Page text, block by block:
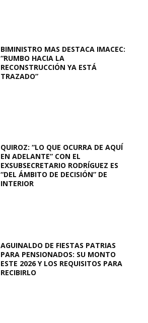
BIMINISTRO MAS DESTACA IMACEC:
“RUMBO HACIA LA
RECONSTRUCCIÓN YA ESTÁ
TRAZADO”
QUIROZ: “LO QUE OCURRA DE AQUÍ
EN ADELANTE” CON EL
EXSUBSECRETARIO RODRÍGUEZ ES
“DEL ÁMBITO DE DECISIÓN” DE
INTERIOR
AGUINALDO DE FIESTAS PATRIAS
PARA PENSIONADOS: SU MONTO
ESTE 2026 Y LOS REQUISITOS PARA
RECIBIRLO